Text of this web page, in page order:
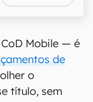
Mobile — é
de
o
título, sem